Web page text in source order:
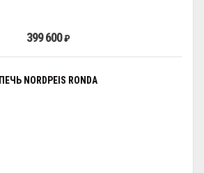
399 600₽
ПЕЧЬ NORDPEIS RONDA